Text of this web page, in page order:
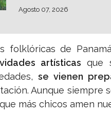
Agosto 07, 2026
folklóricas de
artísticas que
se vienen
Aunque siempre
más chicos amen